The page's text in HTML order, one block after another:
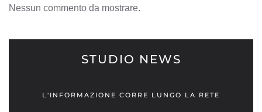
Nessun commento da mostrare.
STUDIO NEWS
L'INFORMAZIONE CORRE LUNGO LA RETE